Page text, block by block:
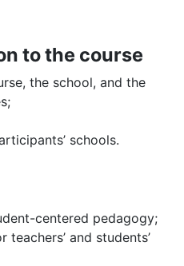
to the course
the school, and the
schools.
centered pedagogy;
and students’